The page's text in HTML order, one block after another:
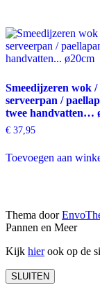
Smeedijzeren wok /
serveerpan /
twee handvatten…
€ 37,95
Toevoegen aan
Thema door
Pannen en Meer
Kijk hierook op de
SLUITEN